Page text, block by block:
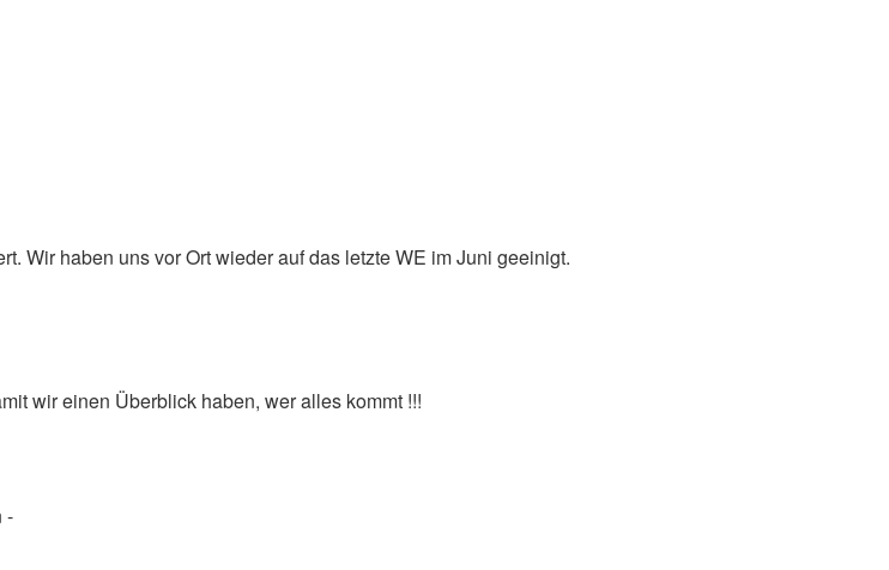
Wir haben uns vor Ort wieder auf das letzte WE im Juni geeinigt.
wir einen Überblick haben, wer alles kommt !!!
-